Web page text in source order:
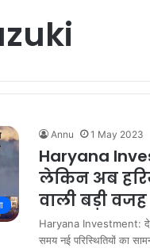
Annu 1 May 2023
Haryana
लेकिन अब
वाली बड़ी वजह
Haryana Investment: देश
समय नई परिस्थितियों का